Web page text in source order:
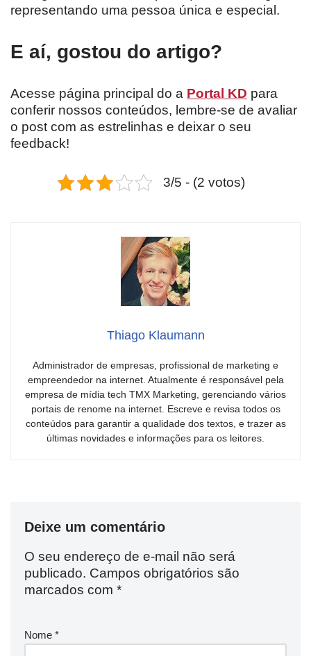
representando uma pessoa única e especial.
E aí, gostou do artigo?
Acesse página principal do a Portal KD para
conferir nossos conteúdos, lembre-se de avaliar
o post com as estrelinhas e deixar o seu
feedback!
3/5 - (2 votos)
Thiago Klaumann
Administrador de empresas, profissional de marketing e
empreendedor na internet. Atualmente é responsável pela
empresa de mídia tech TMX Marketing, gerenciando vários
portais de renome na internet. Escreve e revisa todos os
conteúdos para garantir a qualidade dos textos, e trazer as
últimas novidades e informações para os leitores.
Deixe um comentário
O seu endereço de e-mail não será
publicado. Campos obrigatórios são
marcados com *
Nome *